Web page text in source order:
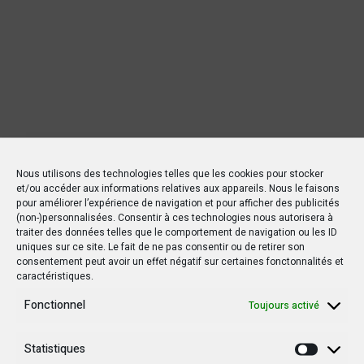
Nous utilisons des technologies telles que les cookies pour stocker
et/ou accéder aux informations relatives aux appareils. Nous le faisons
pour améliorer l’expérience de navigation et pour afficher des publicités
(non-)personnalisées. Consentir à ces technologies nous autorisera à
traiter des données telles que le comportement de navigation ou les ID
uniques sur ce site. Le fait de ne pas consentir ou de retirer son
consentement peut avoir un effet négatif sur certaines fonctonnalités et
caractéristiques.
Fonctionnel Toujours activé
Statistiques
Nouvelles Récentes
30 janvier 2025